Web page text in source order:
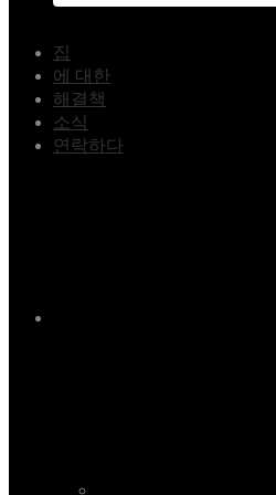
집
에 대한
해결책
소식
연락하다